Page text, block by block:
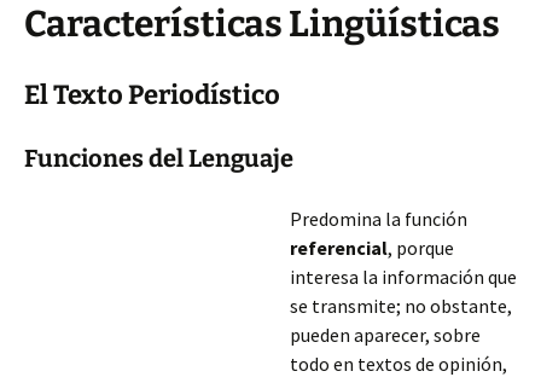
Características Lingüísticas
El Texto Periodístico
Funciones del Lenguaje
Predomina la función
referencial, porque
interesa la información que
se transmite; no obstante,
pueden aparecer, sobre
todo en textos de opinión,